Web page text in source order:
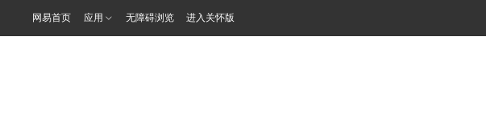
网易首页 应用 无障碍浏览 进入关怀版